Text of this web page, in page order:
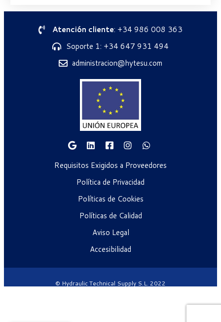
Atención cliente: +34 986 008 363
Soporte 1: +34 647 931 494
administracion@hytesu.com
Requisitos Exigidos a Proveedores
Política de Privacidad
Políticas de Cookies
Políticas de Calidad
Aviso Legal
Accesibilidad
© Hydraulic Technical Supply S.L. 2022